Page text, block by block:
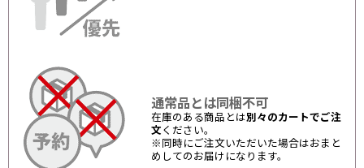
通常品とは同梱不可
在庫のある商品とは別々のカートでご注
文 ください。
※同時にご注文いただいた場合はおまと
めしてのお届けになります。